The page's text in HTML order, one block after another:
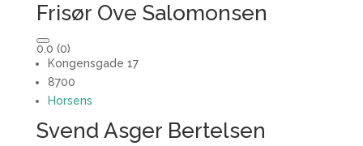
Frisør Ove Salomonsen
0.0 (0)
Kongensgade 17
8700
Horsens
Svend Asger Bertelsen